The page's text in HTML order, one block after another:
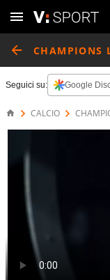
CHAMPIONS
Seguici su: Google
CALCIO